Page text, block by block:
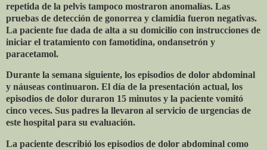
repetida de la pelvis tampoco mostraron anomalías. Las
pruebas de detección de gonorrea y clamidia fueron negativas.
La paciente fue dada de alta a su domicilio con instrucciones de
iniciar el tratamiento con famotidina, ondansetrón y
paracetamol.
Durante la semana siguiente, los episodios de dolor abdominal
y náuseas continuaron. El día de la presentación actual, los
episodios de dolor duraron 15 minutos y la paciente vomitó
cinco veces. Sus padres la llevaron al servicio de urgencias de
este hospital para su evaluación.
La paciente describió los episodios de dolor abdominal como